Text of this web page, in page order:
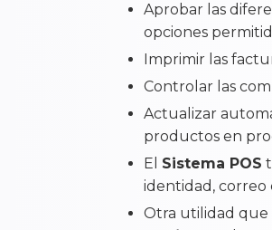
Aprobar las
opciones
Imprimir las
Controlar las
Actualizar
productos en
El Sistema POS
identidad, correo
Otra utilidad que